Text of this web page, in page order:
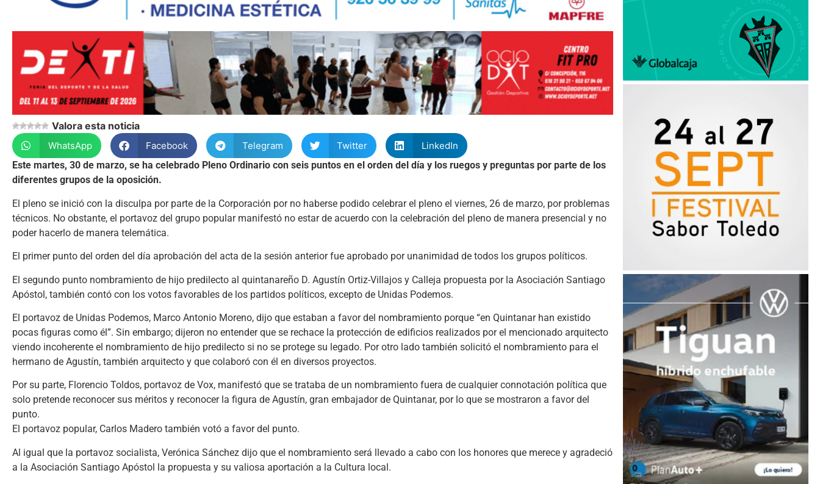
Valora esta noticia
WhatsApp Facebook Telegram Twitter
LinkedIn
Este martes, 30 de marzo, se ha celebrado Pleno Ordinario con seis puntos en el orden del día y los ruegos y preguntas por parte de los
diferentes grupos de la oposición.
El pleno se inició con la disculpa por parte de la Corporación por no haberse podido celebrar el pleno el viernes, 26 de marzo, por problemas
técnicos. No obstante, el portavoz del grupo popular manifestó no estar de acuerdo con la celebración del pleno de manera presencial y no
poder hacerlo de manera telemática.
El primer punto del orden del día aprobación del acta de la sesión anterior fue aprobado por unanimidad de todos los grupos políticos.
El segundo punto nombramiento de hijo predilecto al quintanareño D. Agustín Ortiz-Villajos y Calleja propuesta por la Asociación Santiago
Apóstol, también contó con los votos favorables de los partidos políticos, excepto de Unidas Podemos.
El portavoz de Unidas Podemos, Marco Antonio Moreno, dijo que estaban a favor del nombramiento porque “en Quintanar han existido
pocas figuras como él”. Sin embargo; dijeron no entender que se rechace la protección de edificios realizados por el mencionado arquitecto
viendo incoherente el nombramiento de hijo predilecto si no se protege su legado. Por otro lado también solicitó el nombramiento para el
hermano de Agustín, también arquitecto y que colaboró con él en diversos proyectos.
Por su parte, Florencio Toldos, portavoz de Vox, manifestó que se trataba de un nombramiento fuera de cualquier connotación política que
solo pretende reconocer sus méritos y reconocer la figura de Agustín, gran embajador de Quintanar, por lo que se mostraron a favor del
punto.
El portavoz popular, Carlos Madero también votó a favor del punto.
Al igual que la portavoz socialista, Verónica Sánchez dijo que el nombramiento será llevado a cabo con los honores que merece y agradeció
a la Asociación Santiago Apóstol la propuesta y su valiosa aportación a la Cultura local.